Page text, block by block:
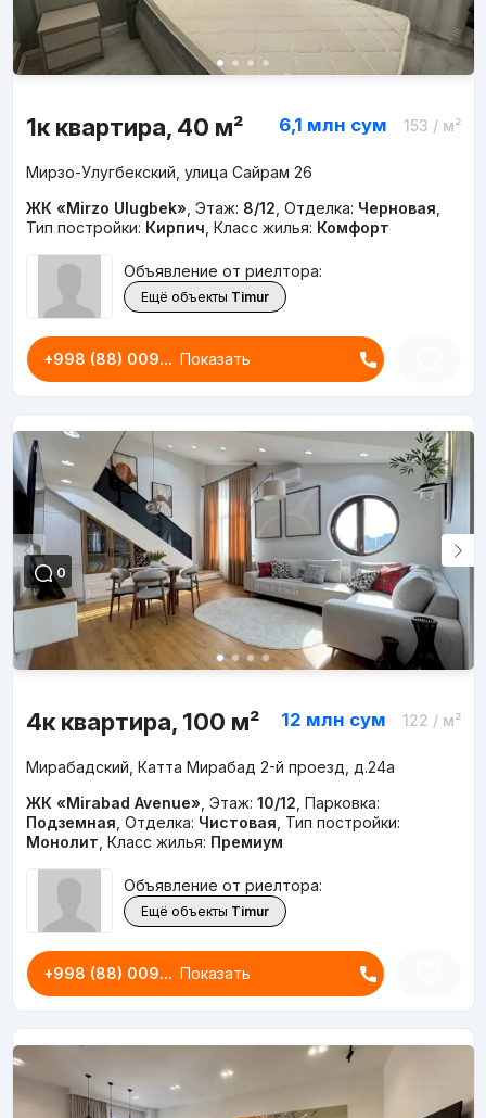
1к квартира, 40 м² 6,1 млн сум 153 / м²
Мирзо-Улугбекский, улица Сайрам 26
ЖК «Mirzo Ulugbek» Этаж: 8/12 Отделка: Черновая
Тип постройки: Кирпич Класс жилья: Комфорт
Объявление от риелтора:
Ещё объекты Timur
+998 (88) 009... Показать
0
4к квартира, 100 м² 12 млн сум 122 / м²
Мирабадский, Катта Мирабад 2-й проезд, д.24a
ЖК «Mirabad Avenue» Этаж: 10/12 Парковка:
Подземная Отделка: Чистовая Тип постройки:
Монолит Класс жилья: Премиум
Объявление от риелтора:
Ещё объекты Timur
+998 (88) 009... Показать